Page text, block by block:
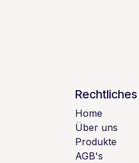
Rechtliches
Home
Über uns
Produkte
AGB's